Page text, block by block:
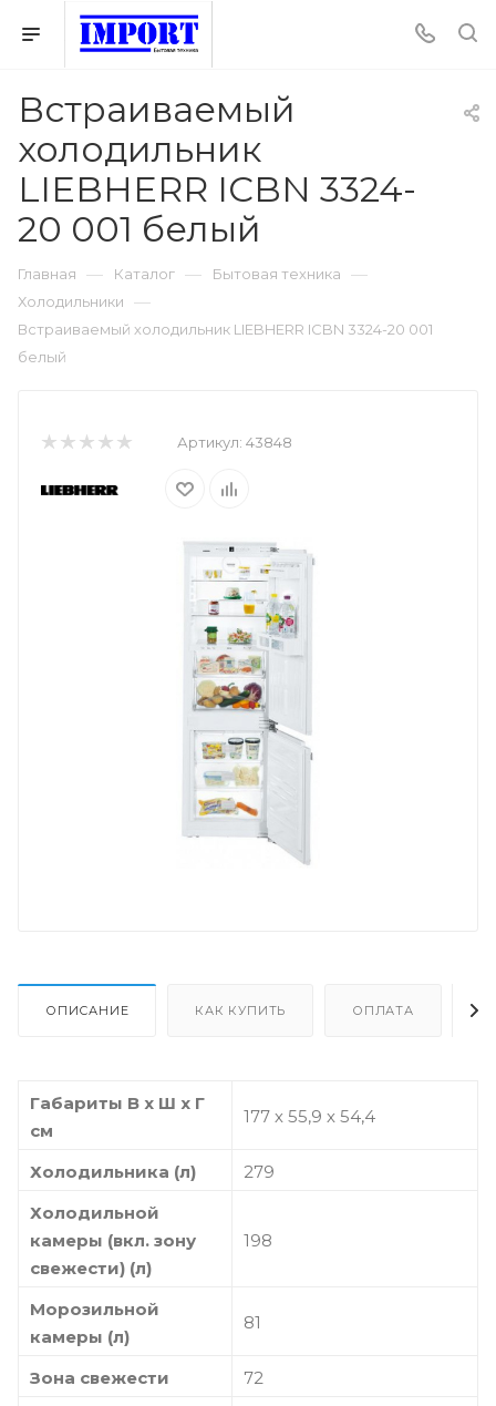
Встраиваемый
холодильник
LIEBHERR ICBN 3324-
20 001 белый
Главная — Каталог — Бытовая техника —
Холодильники —
Встраиваемый холодильник LIEBHERR ICBN 3324-20 001
белый
Артикул: 43848
ОПИСАНИЕ КАК КУПИТЬ ОПЛАТА
Габариты В х Ш х Г
см
177 х 55,9 х 54,4
Холодильника (л)
279
Холодильной
камеры (вкл. зону
свежести) (л)
198
Морозильной
камеры (л)
81
Зона свежести
72